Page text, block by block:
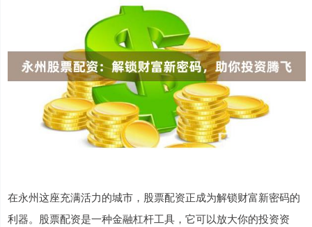
在永州这座充满活力的城市，股票配资正成为解锁财富新密码的
利器。股票配资是一种金融杠杆工具，它可以放大你的投资资